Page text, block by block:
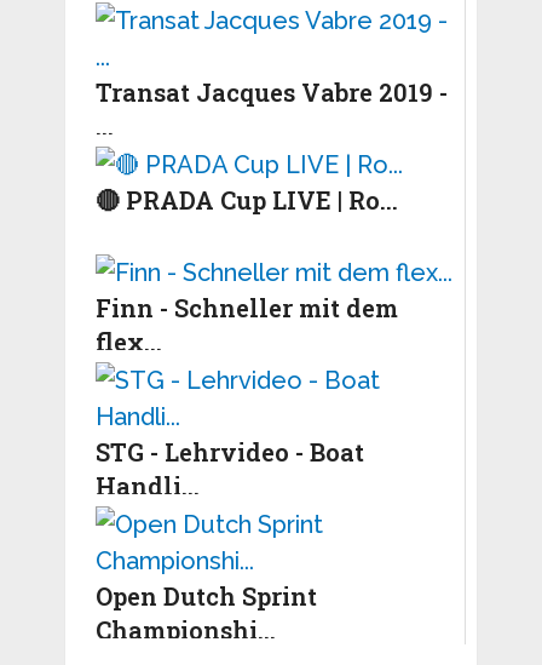
Transat Jacques Vabre 2019 -
...
🔴 PRADA Cup LIVE | Ro...
Finn - Schneller mit dem
flex...
STG - Lehrvideo - Boat
Handli...
Open Dutch Sprint
Championshi...